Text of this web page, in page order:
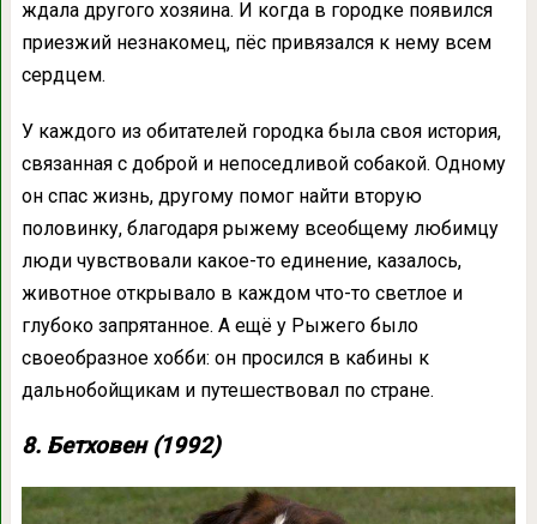
ждала другого хозяина. И когда в городке появился
приезжий незнакомец, пёс привязался к нему всем
сердцем.
У каждого из обитателей городка была своя история,
связанная с доброй и непоседливой собакой. Одному
он спас жизнь, другому помог найти вторую
половинку, благодаря рыжему всеобщему любимцу
люди чувствовали какое-то единение, казалось,
животное открывало в каждом что-то светлое и
глубоко запрятанное. А ещё у Рыжего было
своеобразное хобби: он просился в кабины к
дальнобойщикам и путешествовал по стране.
8. Бетховен (1992)